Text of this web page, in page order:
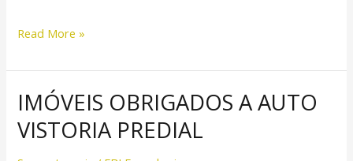
Read More »
IMÓVEIS OBRIGADOS A AUTO
VISTORIA PREDIAL
IMÓVEIS
OBRIGADOS
A